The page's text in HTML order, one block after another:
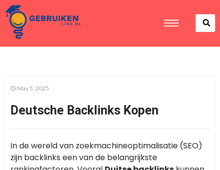
May 5, 2025
Deutsche Backlinks Kopen
In de wereld van zoekmachineoptimalisatie (SEO)
zijn backlinks een van de belangrijkste